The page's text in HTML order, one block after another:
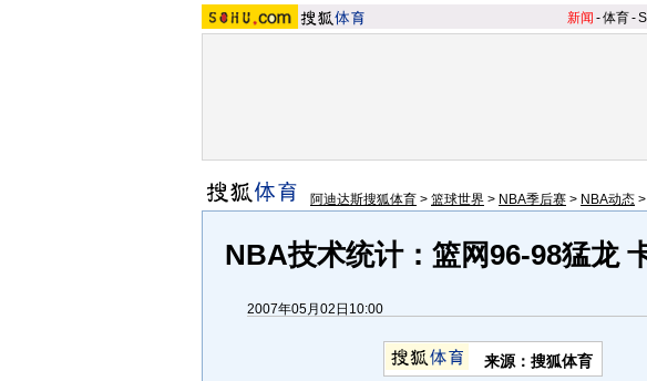
新闻 -体育-S
阿迪达斯搜狐体育 > 篮球世界 > NBA季后赛 > NBA动态 >
NBA技术统计：篮网96-98猛龙
2007年05月02日10:00
来源：搜狐体育